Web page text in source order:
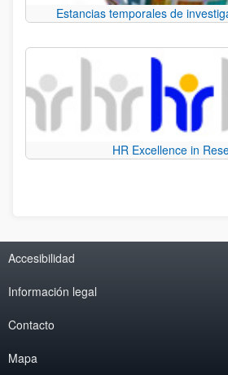
Estancias temporales de
HR Excellence in
Accesibilidad
Información legal
Contacto
Mapa